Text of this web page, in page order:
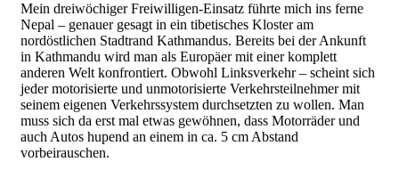
Mein dreiwöchiger Freiwilligen-Einsatz führte mich ins ferne
Nepal – genauer gesagt in ein tibetisches Kloster am
nordöstlichen Stadtrand Kathmandus. Bereits bei der Ankunft
in Kathmandu wird man als Europäer mit einer komplett
anderen Welt konfrontiert. Obwohl Linksverkehr – scheint sich
jeder motorisierte und unmotorisierte Verkehrsteilnehmer mit
seinem eigenen Verkehrssystem durchsetzten zu wollen. Man
muss sich da erst mal etwas gewöhnen, dass Motorräder und
auch Autos hupend an einem in ca. 5 cm Abstand
vorbeirauschen.